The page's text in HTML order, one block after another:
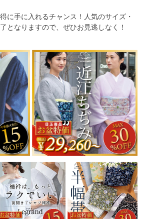
に手に入れるチャンス！人気のサイズ・
となりますので、ぜひお見逃しなく！